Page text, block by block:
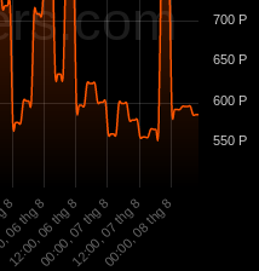
8thg 8
12:00, 06 thg 8
00:00, 07 thg 8
12:00, 07 thg 8
00:00, 08 thg 8
550 P
600 P
650 P
700 P